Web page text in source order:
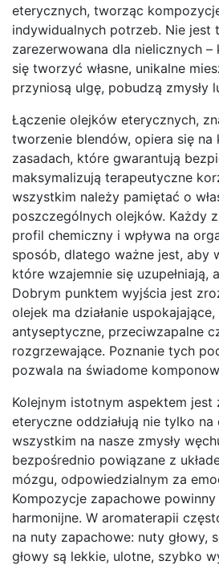
eterycznych, tworząc
indywidualnych potrzeb. Nie jest
zarezerwowana dla nielicznych
się tworzyć własne, unikalne
przyniosą ulgę, pobudzą zmysły
Łączenie olejków eterycznych,
tworzenie blendów, opiera się
zasadach, które gwarantują
maksymalizują terapeutyczne
wszystkim należy pamiętać o
poszczególnych olejków. Każdy
profil chemiczny i wpływa na
sposób, dlatego ważne jest, aby
które wzajemnie się uzupełniają,
Dobrym punktem wyjścia jest
olejek ma działanie
antyseptyczne, przeciwzapalne
rozgrzewające. Poznanie tych
pozwala na świadome
Kolejnym istotnym aspektem jest
eteryczne oddziałują nie tylko na
wszystkim na nasze zmysły
bezpośrednio powiązane z
mózgu, odpowiedzialnym za
Kompozycje zapachowe
harmonijne. W aromaterapii
na nuty zapachowe: nuty głowy,
głowy są lekkie, ulotne, szybko